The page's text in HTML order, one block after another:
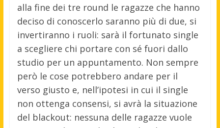
alla fine dei tre round le ragazze che hanno
deciso di conoscerlo saranno più di due, si
invertiranno i ruoli: sarà il fortunato single
a scegliere chi portare con sé fuori dallo
studio per un appuntamento. Non sempre
però le cose potrebbero andare per il
verso giusto e, nell’ipotesi in cui il single
non ottenga consensi, si avrà la situazione
del blackout: nessuna delle ragazze vuole